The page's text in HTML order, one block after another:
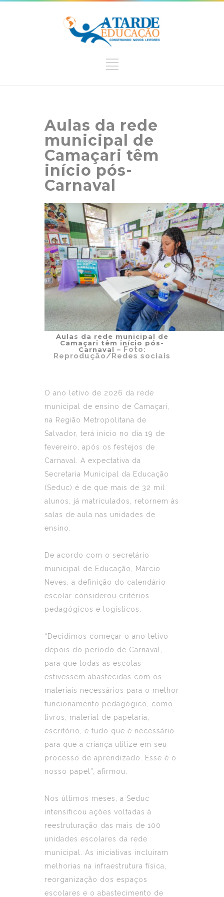
Aulas da rede
municipal de
Camaçari têm
início pós-
Carnaval
Aulas da rede municipal de
Camaçari têm início pós-
Carnaval – Foto:
Reprodução/Redes sociais
O ano letivo de 2026 da rede
municipal de ensino de Camaçari,
na Região Metropolitana de
Salvador, terá início no dia 19 de
fevereiro, após os festejos de
Carnaval. A expectativa da
Secretaria Municipal da Educação
(Seduc) é de que mais de 32 mil
alunos, já matriculados, retornem às
salas de aula nas unidades de
ensino.
De acordo com o secretário
municipal de Educação, Márcio
Neves, a definição do calendário
escolar considerou critérios
pedagógicos e logísticos.
“Decidimos começar o ano letivo
depois do período de Carnaval,
para que todas as escolas
estivessem abastecidas com os
materiais necessários para o melhor
funcionamento pedagógico, como
livros, material de papelaria,
escritório, e tudo que é necessário
para que a criança utilize em seu
processo de aprendizado. Esse é o
nosso papel”, afirmou.
Nos últimos meses, a Seduc
intensificou ações voltadas à
reestruturação das mais de 100
unidades escolares da rede
municipal. As iniciativas incluíram
melhorias na infraestrutura física,
reorganização dos espaços
escolares e o abastecimento de